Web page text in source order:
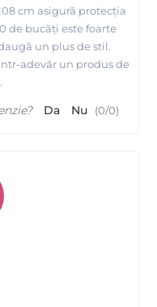
cm asigură protecția
de bucăți este foarte
un plus de stil.
adevăr un produs de
Da Nu (0/0)